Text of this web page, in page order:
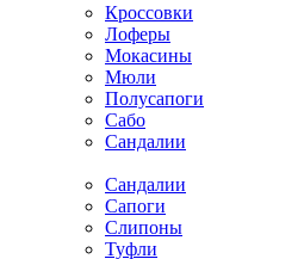
Кроссовки
Лоферы
Мокасины
Мюли
Полусапоги
Сабо
Сандалии
Сандалии
Сапоги
Слипоны
Туфли